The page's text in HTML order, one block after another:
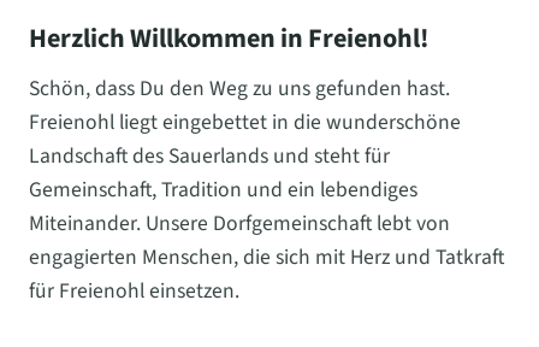
Herzlich Willkommen in Freienohl!
Schön, dass Du den Weg zu uns gefunden hast.
Freienohl liegt eingebettet in die wunderschöne
Landschaft des Sauerlands und steht für
Gemeinschaft, Tradition und ein lebendiges
Miteinander. Unsere Dorfgemeinschaft lebt von
engagierten Menschen, die sich mit Herz und Tatkraft
für Freienohl einsetzen.